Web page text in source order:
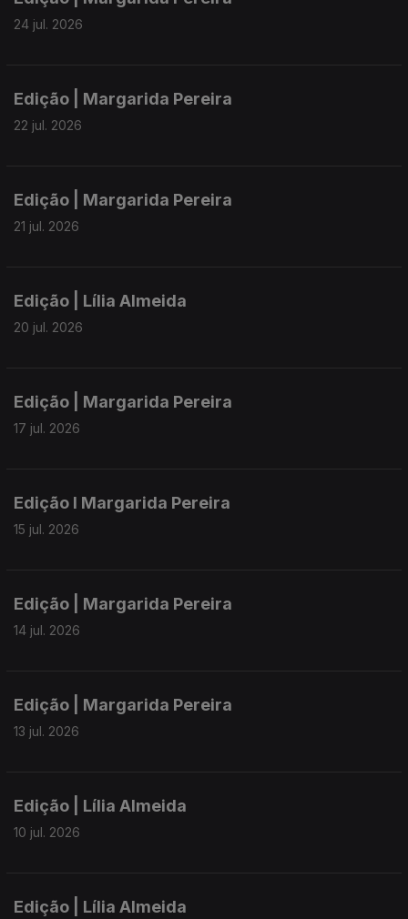
24 jul. 2026
Edição | Margarida Pereira
22 jul. 2026
Edição | Margarida Pereira
21 jul. 2026
Edição | Lília Almeida
20 jul. 2026
Edição | Margarida Pereira
17 jul. 2026
Edição I Margarida Pereira
15 jul. 2026
Edição | Margarida Pereira
14 jul. 2026
Edição | Margarida Pereira
13 jul. 2026
Edição | Lília Almeida
10 jul. 2026
Edição | Lília Almeida